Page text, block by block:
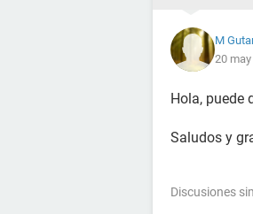
M
20
Hola, puede
Saludos y
Discusiones